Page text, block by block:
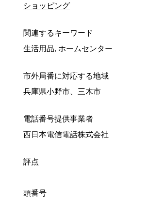
ショッピング
関連するキーワード
生活用品, ホームセンター
市外局番に対応する地域
兵庫県小野市、三木市
電話番号提供事業者
西日本電信電話株式会社
評点
頭番号